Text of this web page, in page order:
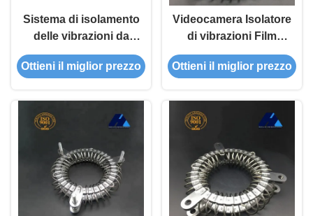
Sistema di isolamento
delle vibrazioni da
telecamera UAV
Isolatore di vibrazioni
Assorbimento degli urti
Ottieni il miglior prezzo
Videocamera Isolatore
di vibrazioni Film
Cinema Elicottero
Drone UAV Camera
Ottieni il miglior prezzo